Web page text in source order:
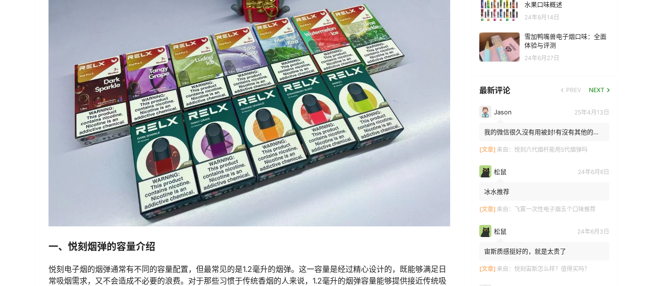
一、悦刻烟弹的容量介绍
悦刻电子烟的烟弹通常有不同的容量配置，但最常见的是1.2毫升的烟弹。这一容量是经过精心设计的，既能够满足日
常吸烟需求，又不会造成不必要的浪费。对于那些习惯于传统香烟的人来说，1.2毫升的烟弹容量能够提供接近传统吸
水果口味概述
24年8月14日
雪加鸭嘴兽电子烟口味：全面
体验与评测
24年6月27日
最新评论 PREV NEXT
Jason 25年4月13日
我的微信很久沒有用被封!有沒有其他的方
[文章] 来自： 悦刻六代烟杆能用5代烟弹吗
松鼠 24年6月6日
冰水推荐
[文章] 来自： 飞雾一次性电子烟五个口味推荐
松鼠 24年6月3日
宙斯质感挺好的，就是太贵了
[文章] 来自： 悦刻宙斯怎么样？值得买吗？